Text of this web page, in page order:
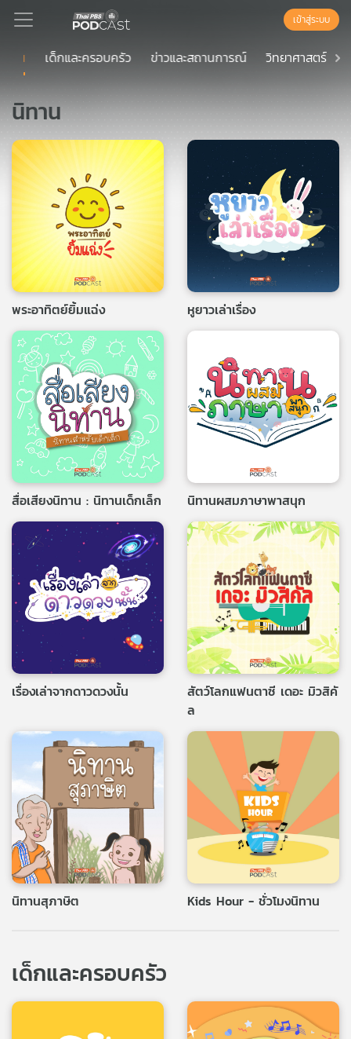
เพล
ย์
ลิ
สต์
เพล
ย์
ลิ
ของ
คุณ
เพลง
บทความ
ข่าว
และ
กิจกรรม
เกี่ยว
กับ
เรา
ข่าย
บี
เอส
แผนที่
วิทยุ
เข้าสู่ระบบ
นิทาน เด็กและครอบครัว ข่าวและสถานการณ์ วิทยาศาสต
นิทาน
พระอาทิตย์ยิ้มแฉ่ง หูยาวเล่าเรื่อง
สื่อเสียงนิทาน : นิทานเด็กเล็ก นิทานผสมภาษาพาสนุก
เรื่องเล่าจากดาวดวงนั้น
สัตว์โลกแฟนตาซี เดอะ มิวสิคั
ล
นิทานสุภาษิต Kids Hour - ชั่วโมงนิทาน
เด็กและครอบครัว